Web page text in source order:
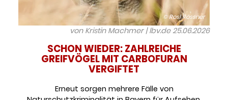
© Rosl Rössner
von Kristin Machmer | lbv.de25.06.2026
SCHON WIEDER: ZAHLREICHE
GREIFVÖGEL MIT CARBOFURAN
VERGIFTET
Erneut sorgen mehrere Fälle von